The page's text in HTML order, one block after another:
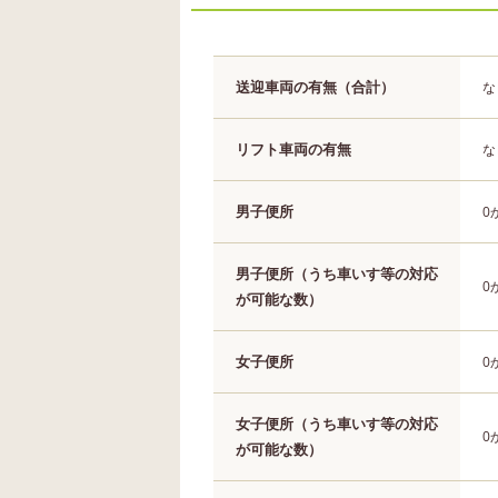
送迎車両の有無（合計） な
リフト車両の有無 な
男子便所 0
男子便所（うち車いす等の対応
が可能な数）
0
女子便所 0
女子便所（うち車いす等の対応
が可能な数）
0